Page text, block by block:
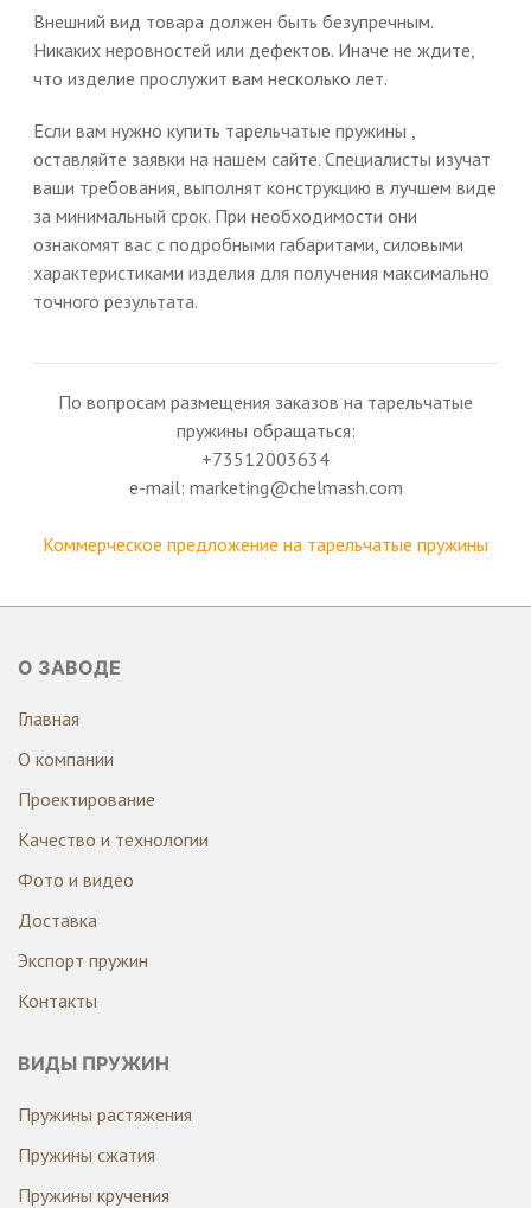
Внешний вид товара должен быть безупречным.
Никаких неровностей или дефектов. Иначе не ждите,
что изделие прослужит вам несколько лет.
Если вам нужно купить тарельчатые пружины ,
оставляйте заявки на нашем сайте. Специалисты изучат
ваши требования, выполнят конструкцию в лучшем виде
за минимальный срок. При необходимости они
ознакомят вас с подробными габаритами, силовыми
характеристиками изделия для получения максимально
точного результата.
По вопросам размещения заказов на тарельчатые
пружины обращаться:
+73512003634
e-mail: marketing@chelmash.com
Коммерческое предложение на тарельчатые пружины
О ЗАВОДЕ
Главная
О компании
Проектирование
Качество и технологии
Фото и видео
Доставка
Экспорт пружин
Контакты
ВИДЫ ПРУЖИН
Пружины растяжения
Пружины сжатия
Пружины кручения